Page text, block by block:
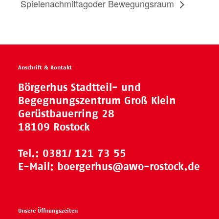
Spielenachmittagoder Bewegungsraum
Anschrift & Kontakt
Börgerhus Stadtteil- und
Begegnungszentrum Groß Klein
Gerüstbauerring 28
18109 Rostock
Tel.: 0381/ 121 73 55
E-Mail: boergerhus@awo-rostock.de
Unsere Öffnungszeiten